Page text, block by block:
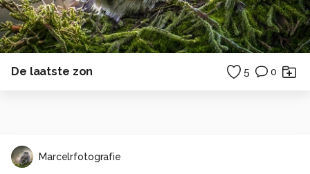
De laatste zon 5 0
Marcelrfotografie